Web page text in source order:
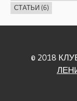
СТАТЬИ(6)
© 2018